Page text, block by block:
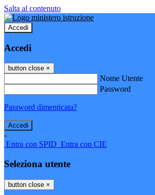
Salta al contenuto
Accedi
Accedi
button close ×
Nome Utente
Password
Password dimenticata?
-
Entra con SPID Entra con CIE
Seleziona utente
button close ×